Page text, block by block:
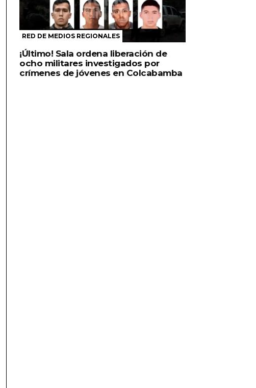
RED DE MEDIOS REGIONALES
¡Último! Sala ordena liberación de
ocho militares investigados por
crímenes de jóvenes en Colcabamba